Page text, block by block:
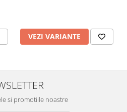
VEZI VARIANTE
si promotiile noastre